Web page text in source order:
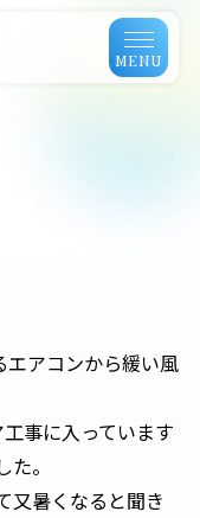
MENU
アコンから緩い風
事に入っています
。
又暑くなると聞き